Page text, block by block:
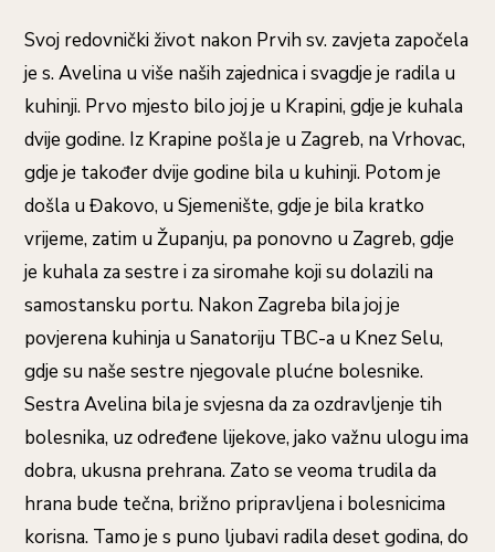
Svoj redovnički život nakon Prvih sv. zavjeta započela
je s. Avelina u više naših zajednica i svagdje je radila u
kuhinji. Prvo mjesto bilo joj je u Krapini, gdje je kuhala
dvije godine. Iz Krapine pošla je u Zagreb, na Vrhovac,
gdje je također dvije godine bila u kuhinji. Potom je
došla u Đakovo, u Sjemenište, gdje je bila kratko
vrijeme, zatim u Županju, pa ponovno u Zagreb, gdje
je kuhala za sestre i za siromahe koji su dolazili na
samostansku portu. Nakon Zagreba bila joj je
povjerena kuhinja u Sanatoriju TBC-a u Knez Selu,
gdje su naše sestre njegovale plućne bolesnike.
Sestra Avelina bila je svjesna da za ozdravljenje tih
bolesnika, uz određene lijekove, jako važnu ulogu ima
dobra, ukusna prehrana. Zato se veoma trudila da
hrana bude tečna, brižno pripravljena i bolesnicima
korisna. Tamo je s puno ljubavi radila deset godina, do